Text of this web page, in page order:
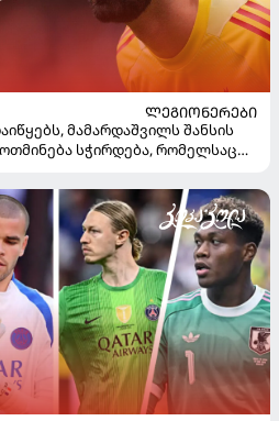
ᲚᲔᲒᲘᲝᲜᲔᲠᲔᲑᲘ
მამარდაშვილს შანსის
სჭირდება, რომელსაც